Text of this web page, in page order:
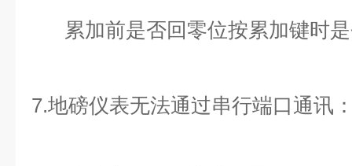
累加前是否回零位按累加键时是
7.地磅仪表无法通过串行端口通讯